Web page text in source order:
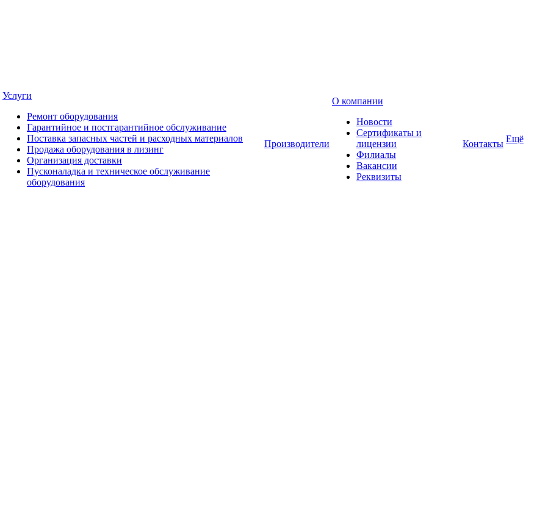
Услуги
Ремонт оборудования
Гарантийное и постгарантийное обслуживание
Поставка запасных частей и расходных материалов
Продажа оборудования в лизинг
Организация доставки
Пусконаладка и техническое обслуживание
оборудования
Производители
О компании
Новости
Сертификаты и
лицензии
Филиалы
Вакансии
Реквизиты
Контакты Ещё